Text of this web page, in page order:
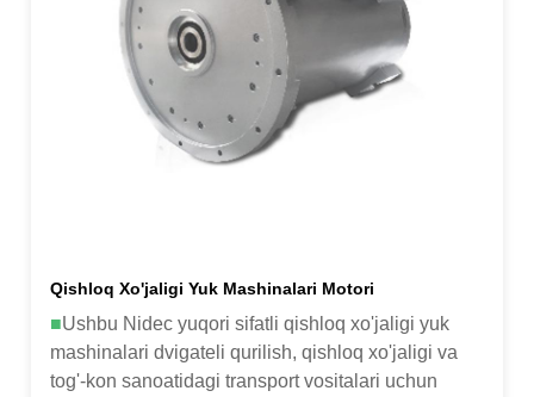
Qishloq Xo'jaligi Yuk Mashinalari Motori
■Ushbu Nidec yuqori sifatli qishloq xo'jaligi yuk
mashinalari dvigateli qurilish, qishloq xo'jaligi va
tog'-kon sanoatidagi transport vositalari uchun